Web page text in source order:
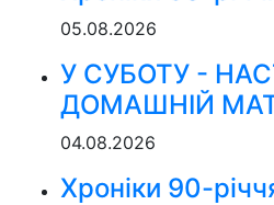
05.08.2026
У СУБОТУ -
ДОМАШНІЙ
04.08.2026
Хроніки 90-